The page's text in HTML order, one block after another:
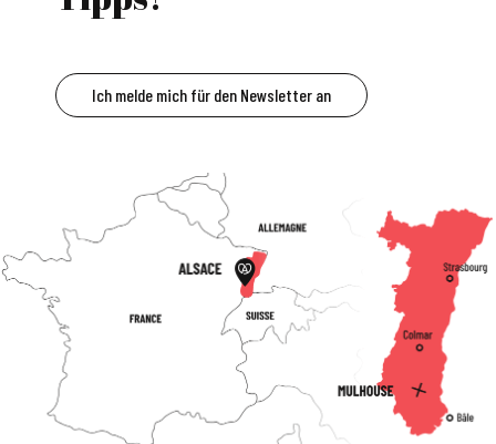
Ich melde mich für den Newsletter an